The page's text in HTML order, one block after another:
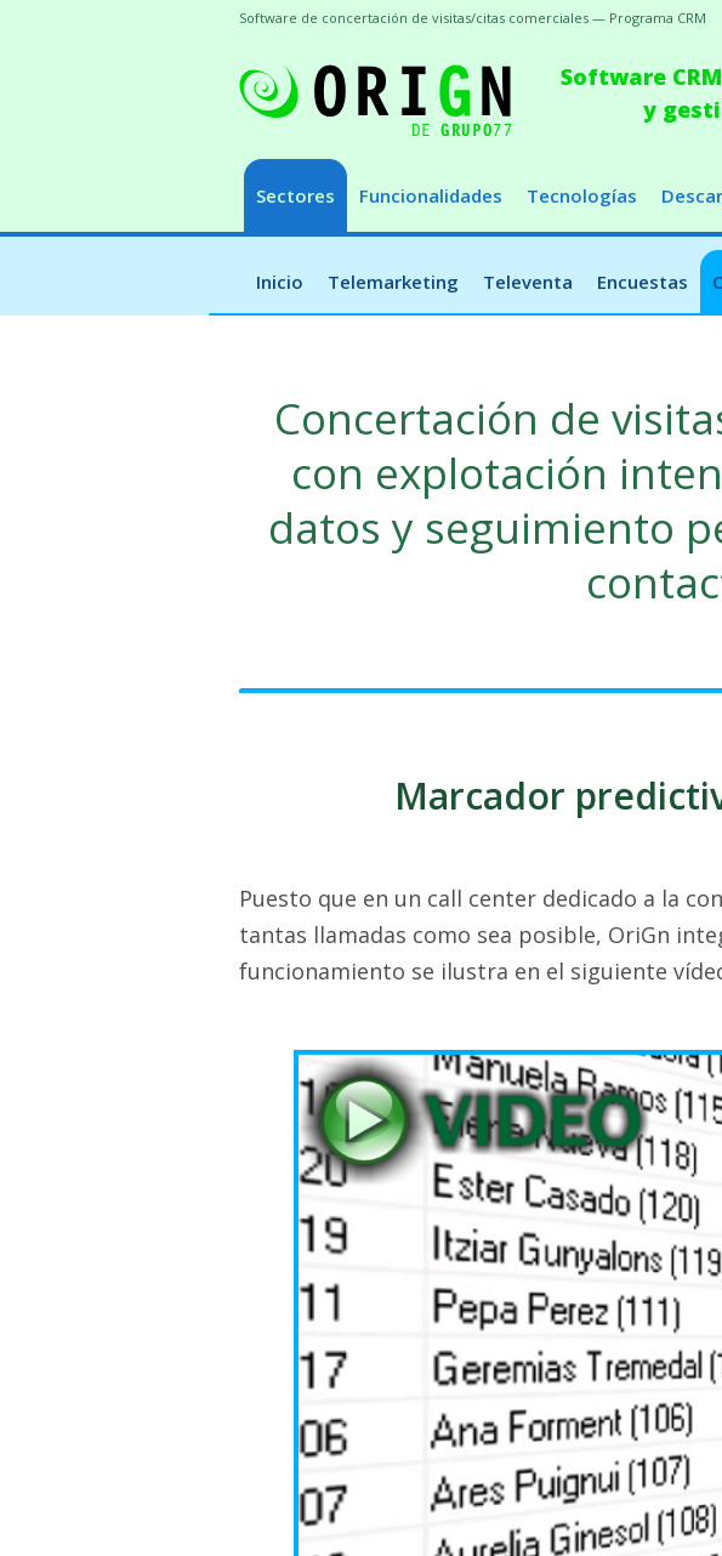
Software
y
Sectores Funcionalidades Tecnologías
Inicio Telemarketing Televenta Encuestas
Software de concertación de visitas/citas comerciales — Programa CRM
Concertación de
con explotación
datos y seguimiento
Marcador
Puesto que en un call center dedicado a la
tantas llamadas como sea posible, OriGn
funcionamiento se ilustra en el siguiente